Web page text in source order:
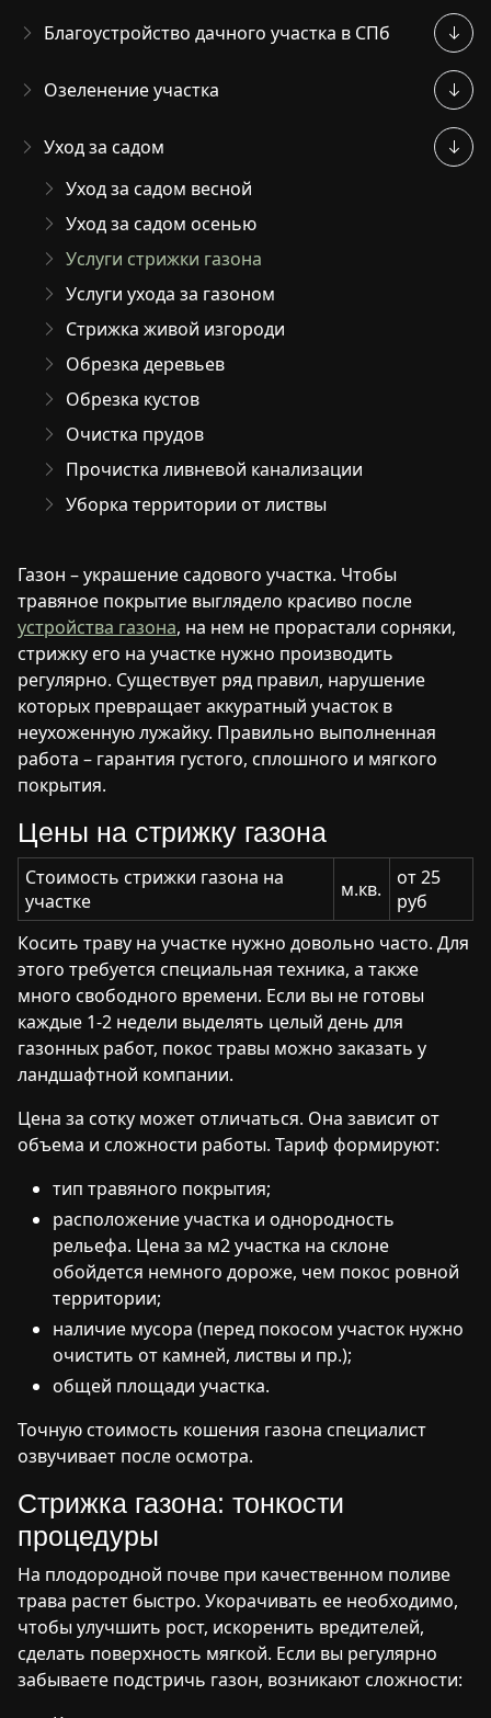
Благоустройство дачного участка в СПб
Озеленение участка
Уход за садом
Уход за садом весной
Уход за садом осенью
Услуги стрижки газона
Услуги ухода за газоном
Стрижка живой изгороди
Обрезка деревьев
Обрезка кустов
Очистка прудов
Прочистка ливневой канализации
Уборка территории от листвы
Газон – украшение садового участка. Чтобы
травяное покрытие выглядело красиво после
устройства газона, на нем не прорастали сорняки,
стрижку его на участке нужно производить
регулярно. Существует ряд правил, нарушение
которых превращает аккуратный участок в
неухоженную лужайку. Правильно выполненная
работа – гарантия густого, сплошного и мягкого
покрытия.
Цены на стрижку газона
Стоимость стрижки газона на
участке
м.кв.
от 25
руб
Косить траву на участке нужно довольно часто. Для
этого требуется специальная техника, а также
много свободного времени. Если вы не готовы
каждые 1-2 недели выделять целый день для
газонных работ, покос травы можно заказать у
ландшафтной компании.
Цена за сотку может отличаться. Она зависит от
объема и сложности работы. Тариф формируют:
тип травяного покрытия;
расположение участка и однородность
рельефа. Цена за м2 участка на склоне
обойдется немного дороже, чем покос ровной
территории;
наличие мусора (перед покосом участок нужно
очистить от камней, листвы и пр.);
общей площади участка.
Точную стоимость кошения газона специалист
озвучивает после осмотра.
Стрижка газона: тонкости
процедуры
На плодородной почве при качественном поливе
трава растет быстро. Укорачивать ее необходимо,
чтобы улучшить рост, искоренить вредителей,
сделать поверхность мягкой. Если вы регулярно
забываете подстричь газон, возникают сложности: